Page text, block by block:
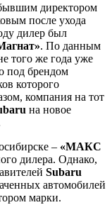
директором
после ухода
дилер был
. По данным
того же года уже
под брендом
которого
компания на тот
на новое
– «МАКС
дилера. Однако,
Subaru
автомобилей
марки.